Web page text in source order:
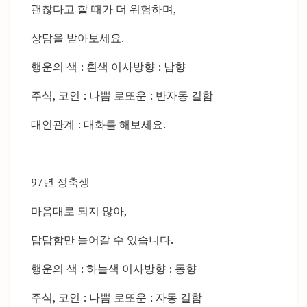
괜찮다고 할 때가 더 위험하며,
상담을 받아보세요.
행운의 색 : 흰색 이사방향 : 남향
주식, 코인 : 나쁨 로또운 : 반자동 길함
대인관계 : 대화를 해보세요.
97년 정축생
마음대로 되지 않아,
답답함만 늘어갈 수 있습니다.
행운의 색 : 하늘색 이사방향 : 동향
주식, 코인 : 나쁨 로또운 : 자동 길함